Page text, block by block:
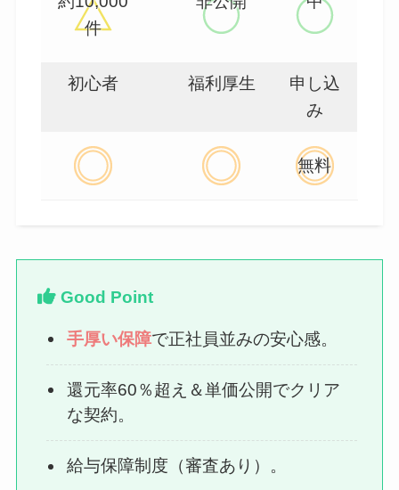
件
初心者 福利厚生
申し込
み
無料
Good Point
手厚い保障で正社員並みの安心感。
還元率60％超え＆単価公開でクリア
な契約。
給与保障制度（審査あり）。